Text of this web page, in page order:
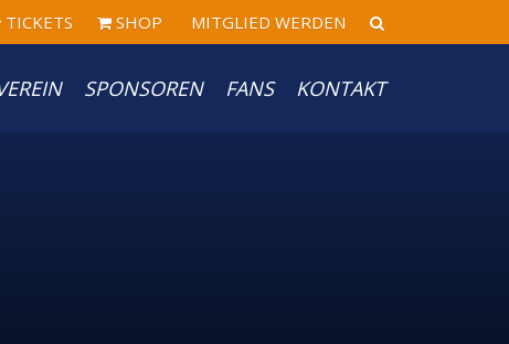
TICKETS SHOP MITGLIED WERDEN
SPONSOREN FANS KONTAKT